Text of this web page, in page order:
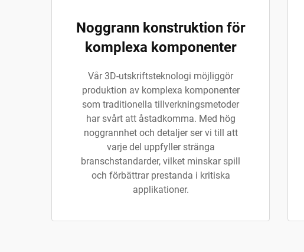
Noggrann konstruktion för
komplexa komponenter
Vår 3D-utskriftsteknologi möjliggör
produktion av komplexa komponenter
som traditionella tillverkningsmetoder
har svårt att åstadkomma. Med hög
noggrannhet och detaljer ser vi till att
varje del uppfyller stränga
branschstandarder, vilket minskar spill
och förbättrar prestanda i kritiska
applikationer.